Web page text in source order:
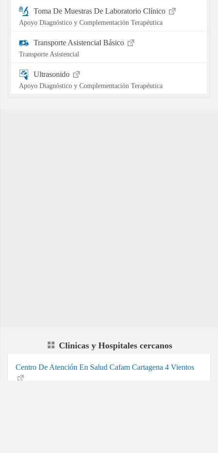
Toma De Muestras De Laboratorio Clínico
Apoyo Diagnóstico y Complementación Terapéutica
Transporte Asistencial Básico
Transporte Asistencial
Ultrasonido
Apoyo Diagnóstico y Complementación Terapéutica
Clinicas y Hospitales cercanos
Centro De Atención En Salud Cafam Cartagena 4 Vientos